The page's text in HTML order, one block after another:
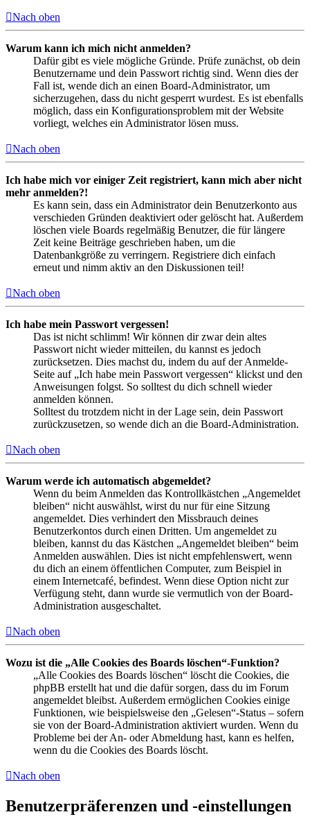
Nach oben
Warum kann ich mich nicht anmelden?
Dafür gibt es viele mögliche Gründe. Prüfe zunächst, ob dein
Benutzername und dein Passwort richtig sind. Wenn dies der
Fall ist, wende dich an einen Board-Administrator, um
sicherzugehen, dass du nicht gesperrt wurdest. Es ist ebenfalls
möglich, dass ein Konfigurationsproblem mit der Website
vorliegt, welches ein Administrator lösen muss.
Nach oben
Ich habe mich vor einiger Zeit registriert, kann mich aber nicht
mehr anmelden?!
Es kann sein, dass ein Administrator dein Benutzerkonto aus
verschieden Gründen deaktiviert oder gelöscht hat. Außerdem
löschen viele Boards regelmäßig Benutzer, die für längere
Zeit keine Beiträge geschrieben haben, um die
Datenbankgröße zu verringern. Registriere dich einfach
erneut und nimm aktiv an den Diskussionen teil!
Nach oben
Ich habe mein Passwort vergessen!
Das ist nicht schlimm! Wir können dir zwar dein altes
Passwort nicht wieder mitteilen, du kannst es jedoch
zurücksetzen. Dies machst du, indem du auf der Anmelde-
Seite auf „Ich habe mein Passwort vergessen“ klickst und den
Anweisungen folgst. So solltest du dich schnell wieder
anmelden können.
Solltest du trotzdem nicht in der Lage sein, dein Passwort
zurückzusetzen, so wende dich an die Board-Administration.
Nach oben
Warum werde ich automatisch abgemeldet?
Wenn du beim Anmelden das Kontrollkästchen „Angemeldet
bleiben“ nicht auswählst, wirst du nur für eine Sitzung
angemeldet. Dies verhindert den Missbrauch deines
Benutzerkontos durch einen Dritten. Um angemeldet zu
bleiben, kannst du das Kästchen „Angemeldet bleiben“ beim
Anmelden auswählen. Dies ist nicht empfehlenswert, wenn
du dich an einem öffentlichen Computer, zum Beispiel in
einem Internetcafé, befindest. Wenn diese Option nicht zur
Verfügung steht, dann wurde sie vermutlich von der Board-
Administration ausgeschaltet.
Nach oben
Wozu ist die „Alle Cookies des Boards löschen“-Funktion?
„Alle Cookies des Boards löschen“ löscht die Cookies, die
phpBB erstellt hat und die dafür sorgen, dass du im Forum
angemeldet bleibst. Außerdem ermöglichen Cookies einige
Funktionen, wie beispielsweise den „Gelesen“-Status – sofern
sie von der Board-Administration aktiviert wurden. Wenn du
Probleme bei der An- oder Abmeldung hast, kann es helfen,
wenn du die Cookies des Boards löscht.
Nach oben
Benutzerpräferenzen und -einstellungen